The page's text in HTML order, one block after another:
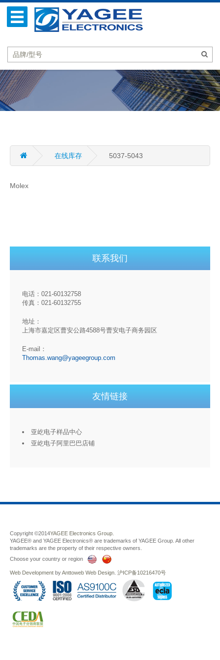
在线库存 5037-5043
Molex
联系我们
电话：021-60132758
传真：021-60132755
地址：
上海市嘉定区曹安公路4588号曹安电子商务园区
E-mail：
Thomas.wang@yageegroup.com
友情链接
亚屹电子样品中心
亚屹电子阿里巴巴店铺
Copyright ©2014YAGEE Electronics Group.
YAGEE® and YAGEE Electronics® are trademarks of YAGEE Group. All other
trademarks are the property of their respective owners.
Choose your country or region
Web Development byAnttoweb Web Design 沪ICP备10216470号